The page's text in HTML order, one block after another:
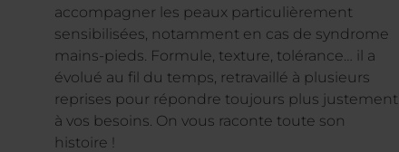
accompagner les peaux particulièrement
sensibilisées, notamment en cas de syndrome
mains-pieds. Formule, texture, tolérance… il a
évolué au fil du temps, retravaillé à plusieurs
reprises pour répondre toujours plus justement
à vos besoins. On vous raconte toute son
histoire !